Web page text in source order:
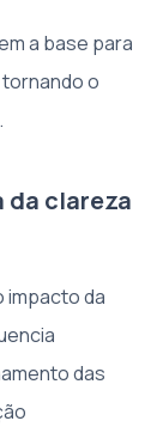
a base para
o
da clareza
impacto da
das